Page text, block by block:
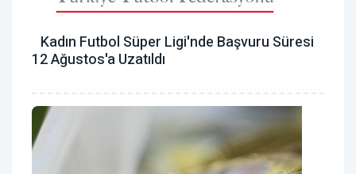
Kadın Futbol Süper Ligi'nde Başvuru Süresi
12 Ağustos'a Uzatıldı